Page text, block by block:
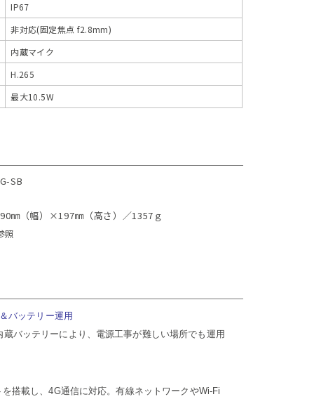
IP67
非対応(固定焦点 f2.8mm)
内蔵マイク
H.265
最大10.5W
SB
㎜（幅）×197㎜（高さ）／1357ｇ
照
バッテリー運用
蔵バッテリーにより、電源工事が難しい場所でも運用
搭載し、4G通信に対応。有線ネットワークやWi-Fi